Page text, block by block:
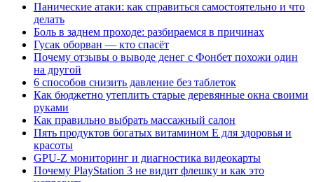
Панические атаки: как справиться самостоятельно и что
делать
Боль в заднем проходе: разбираемся в причинах
Гусак оборван — кто спасёт
Почему отзывы о выводе денег с Фонбет похожи один
на другой
6 способов снизить давление без таблеток
Как бюджетно утеплить старые деревянные окна своими
руками
Как правильно выбрать массажный салон
Пять продуктов богатых витамином Е для здоровья и
красоты
GPU-Z мониторинг и диагностика видеокарты
Почему PlayStation 3 не видит флешку и как это